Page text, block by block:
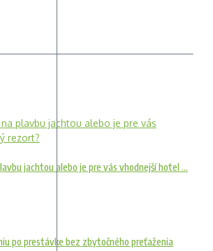
jachtou alebo je pre vás vhodnejší hotel ...
po prestávke bez zbytočného preťaženia